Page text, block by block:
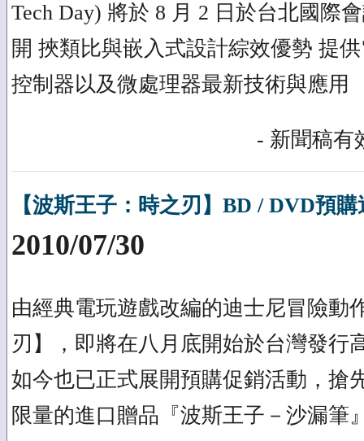
Tech Day) 將於 8 月 2 日於台北國際
開 挾類比與嵌入式設計綜效優勢 提
控制器以及微處理器最新技術與應用
- 新聞稿有
【波斯王子：時之刃】BD / DVD預
2010/07/30
由經典電玩遊戲改編的迪士尼冒險動
刃】，即將在八月底開始於台灣發行
如今也已正式展開預購促銷活動，搶
限量的進口贈品『波斯王子－沙漏筆